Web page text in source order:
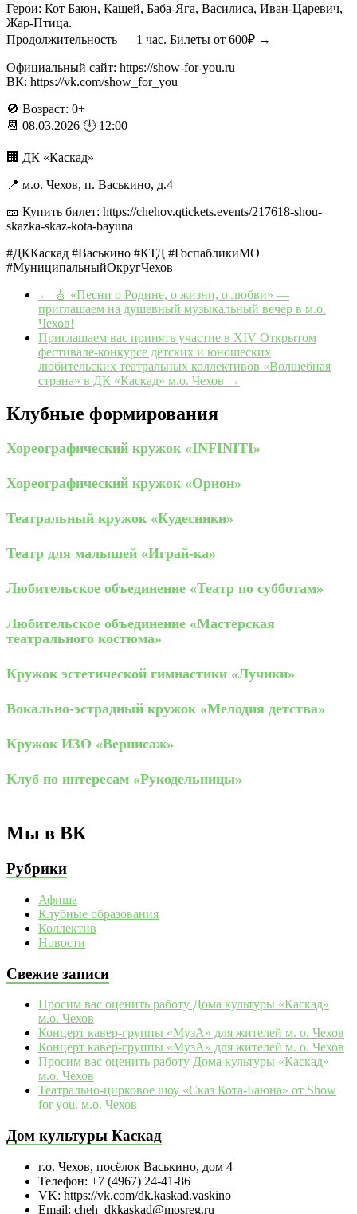
Герои: Кот Баюн, Кащей, Баба‑Яга, Василиса, Иван‑Царевич,
Жар‑Птица.
Продолжительность — 1 час. Билеты от 600₽ →
Официальный сайт: https://show-for-you.ru
ВК: https://vk.com/show_for_you
🚫 Возраст: 0+
📆 08.03.2026 🕛 12:00
🏢 ДК «Каскад»
📍 м.о. Чехов, п. Васькино, д.4
🎫 Купить билет: https://chehov.qtickets.events/217618-shou-
skazka-skaz-kota-bayuna
#ДККаскад #Васькино #КТД #ГоспабликиМО
#МуниципальныйОкругЧехов
←
🎸 «Песни о Родине, о жизни, о любви» —
приглашаем на душевный музыкальный вечер в м.о.
Чехов!
Приглашаем вас принять участие в XIV Открытом
фестивале-конкурсе детских и юношеских
любительских театральных коллективов «Волшебная
страна» в ДК «Каскад» м.о. Чехов →
Клубные формирования
Хореографический кружок «INFINITI»
Хореографический кружок «Орион»
Театральный кружок «Кудесники»
Театр для малышей «Играй-ка»
Любительское объединение «Театр по субботам»
Любительское объединение «Мастерская
театрального костюма»
Кружок эстетической гимнастики «Лучики»
Вокально-эстрадный кружок «Мелодия детства»
Кружок ИЗО «Вернисаж»
Клуб по интересам «Рукодельницы»
Мы в ВК
Рубрики
Афиша
Клубные образования
Коллектив
Новости
Свежие записи
Просим вас оценить работу Дома культуры «Каскад»
м.о. Чехов
Концерт кавер-группы «МузА» для жителей м. о. Чехов
Концерт кавер-группы «МузА» для жителей м. о. Чехов
Просим вас оценить работу Дома культуры «Каскад»
м.о. Чехов
Театрально‑цирковое шоу «Сказ Кота‑Баюна» от Show
for you. м.о. Чехов
Дом культуры Каскад
г.о. Чехов, посёлок Васькино, дом 4
Телефон: +7 (4967) 24-41-86
VK: https://vk.com/dk.kaskad.vaskino
Email: cheh_dkkaskad@mosreg.ru